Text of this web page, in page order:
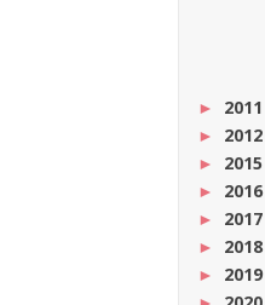
► 2011
► 2012
► 2015
► 2016
► 2017
► 2018
► 2019